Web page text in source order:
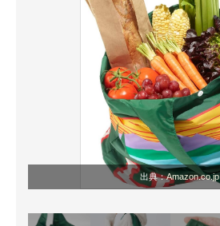
出典：Amazon.co.jp